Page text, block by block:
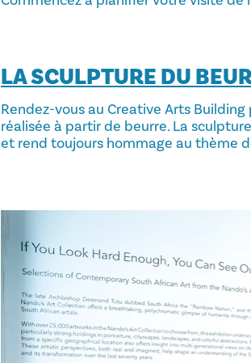
LA SCULPTURE DU
Rendez-vous au Creative Arts
réalisée à partir de beurre. La
et rend toujours hommage au thème